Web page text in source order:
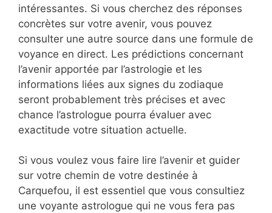
intéressantes. Si vous cherchez des réponses
concrètes sur votre avenir, vous pouvez
consulter une autre source dans une formule de
voyance en direct. Les prédictions concernant
l’avenir apportée par l’astrologie et les
informations liées aux signes du zodiaque
seront probablement très précises et avec
chance l’astrologue pourra évaluer avec
exactitude votre situation actuelle.
Si vous voulez vous faire lire l’avenir et guider
sur votre chemin de votre destinée à
Carquefou, il est essentiel que vous consultiez
une voyante astrologue qui ne vous fera pas